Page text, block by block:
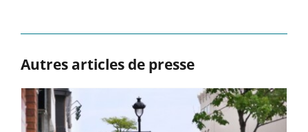
Autres articles de presse